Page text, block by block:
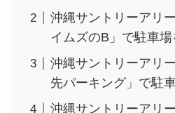
沖縄サントリーアリ
イムズのB」で駐車
沖縄サントリーアリ
先パーキング」で駐
沖縄サントリーアリ